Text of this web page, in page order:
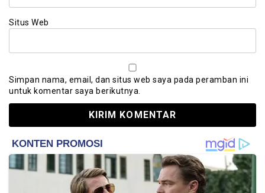
Situs Web
Simpan nama, email, dan situs web saya pada peramban ini
untuk komentar saya berikutnya.